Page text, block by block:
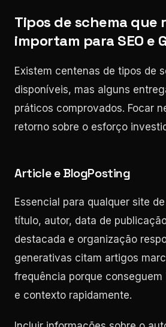
Tipos de schema que
importam para SEO e
Existem centenas de tipos de
disponíveis, mas alguns
práticos comprovados. Focar
retorno sobre o esforço
Article e BlogPosting
Essencial para qualquer site
título, autor, data de
destacada e organização
generativas citam artigos
frequência porque
e contexto rapidamente.